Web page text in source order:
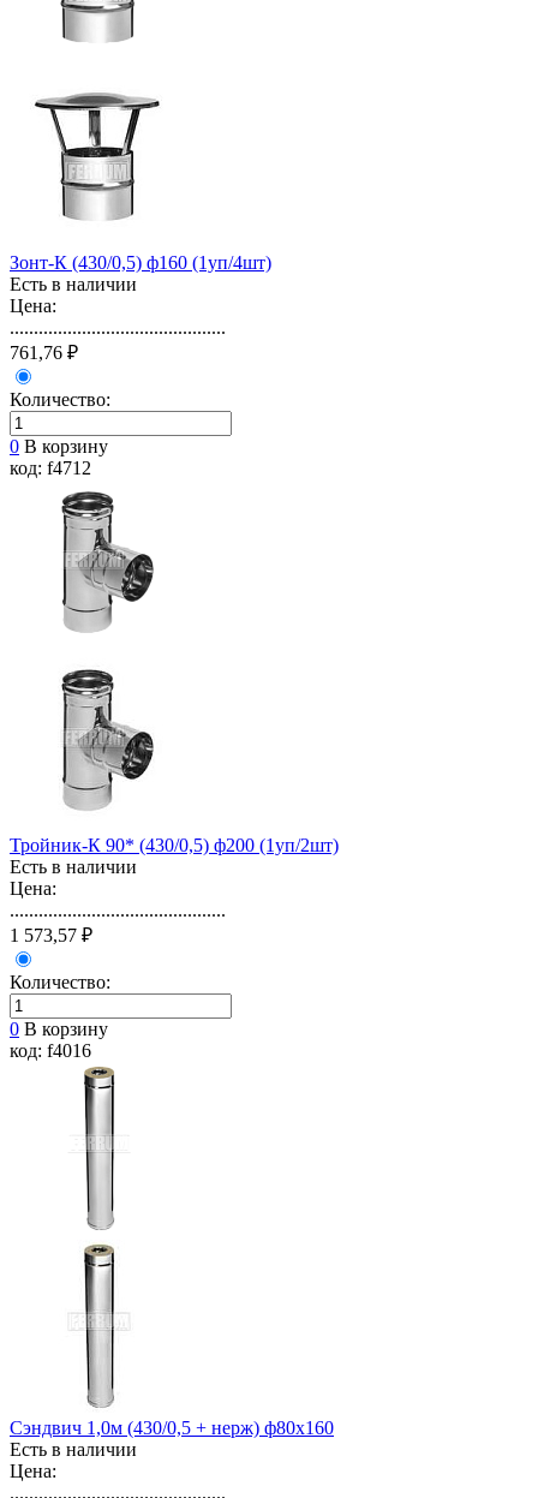
Зонт-К (430/0,5) ф160 (1уп/4шт)
Есть в наличии
Цена:
.............................................
761,76 ₽
Количество:
0 В корзину
код: f4712
Тройник-К 90* (430/0,5) ф200 (1уп/2шт)
Есть в наличии
Цена:
.............................................
1 573,57 ₽
Количество:
0 В корзину
код: f4016
Сэндвич 1,0м (430/0,5 + нерж) ф80х160
Есть в наличии
Цена:
.............................................